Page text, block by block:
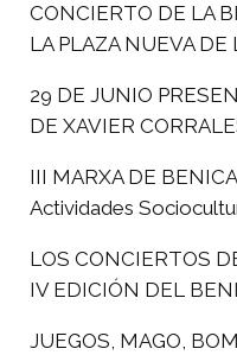
CONCIERTO DE LA
LA PLAZA NUEVA DE
29 DE JUNIO
DE XAVIER
III MARXA DE
Actividades
LOS CONCIERTOS
IV EDICIÓN DEL
JUEGOS, MAGO,